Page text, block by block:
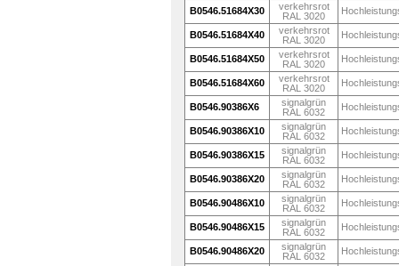
B0546.51684X30
verkehrsrot
RAL 3020
B0546.51684X40
verkehrsrot
RAL 3020
B0546.51684X50
verkehrsrot
RAL 3020
B0546.51684X60
verkehrsrot
RAL 3020
B0546.90386X6
signalgrün
RAL 6032
B0546.90386X10
signalgrün
RAL 6032
B0546.90386X15
signalgrün
RAL 6032
B0546.90386X20
signalgrün
RAL 6032
B0546.90486X10
signalgrün
RAL 6032
B0546.90486X15
signalgrün
RAL 6032
B0546.90486X20
signalgrün
RAL 6032